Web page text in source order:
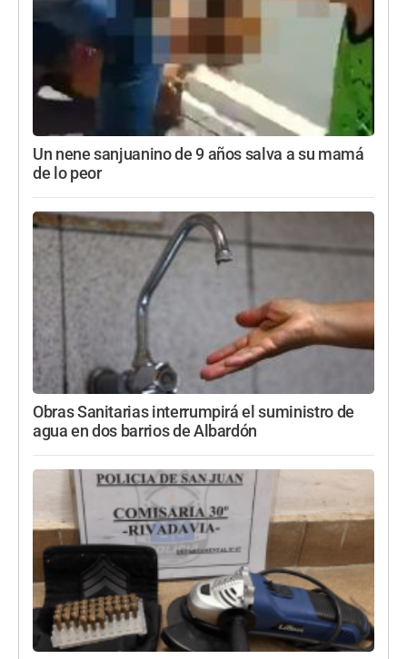
Un nene sanjuanino de 9 años salva a su mamá
de lo peor
Obras Sanitarias interrumpirá el suministro de
agua en dos barrios de Albardón